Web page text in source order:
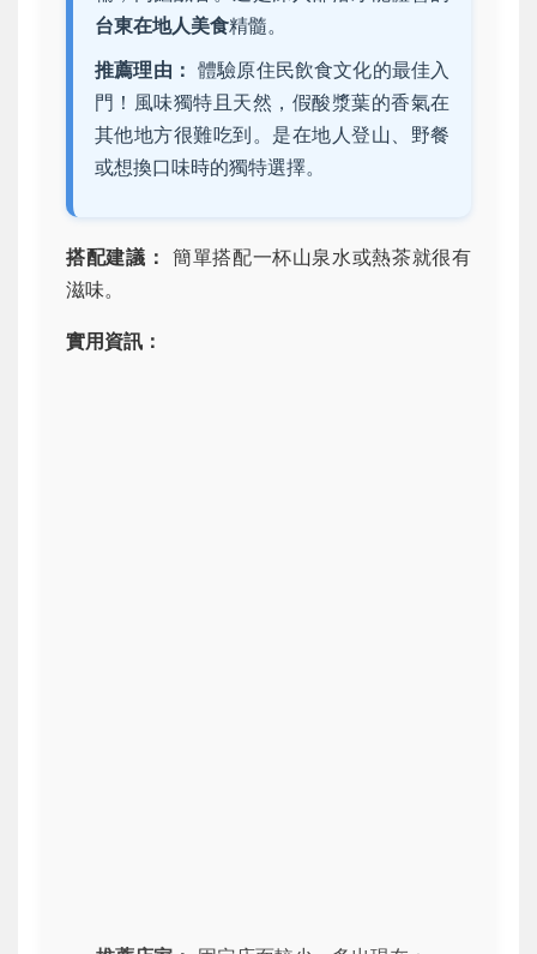
台東在地人美食精髓。
推薦理由： 體驗原住民飲食文化的最佳入
門！風味獨特且天然，假酸漿葉的香氣在
其他地方很難吃到。是在地人登山、野餐
或想換口味時的獨特選擇。
搭配建議： 簡單搭配一杯山泉水或熱茶就很有
滋味。
實用資訊：